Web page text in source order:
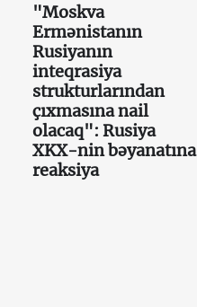
"Moskva
Ermənistanın
Rusiyanın
inteqrasiya
strukturlarından
çıxmasına nail
olacaq": Rusiya
XKX-nin bəyanatına
reaksiya